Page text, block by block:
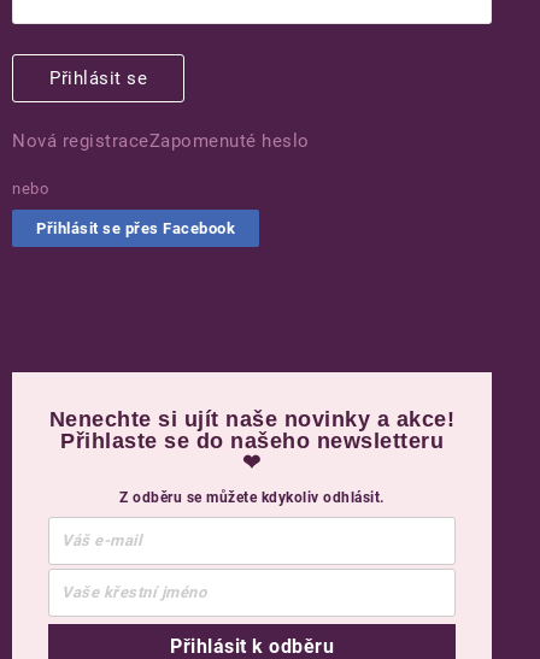
Přihlásit se
Nová registraceZapomenuté heslo
nebo
Přihlásit se přes Facebook
Nenechte si ujít naše novinky a akce!
Přihlaste se do našeho newsletteru
❤
Z odběru se můžete kdykoliv odhlásit.
Přihlásit k odběru